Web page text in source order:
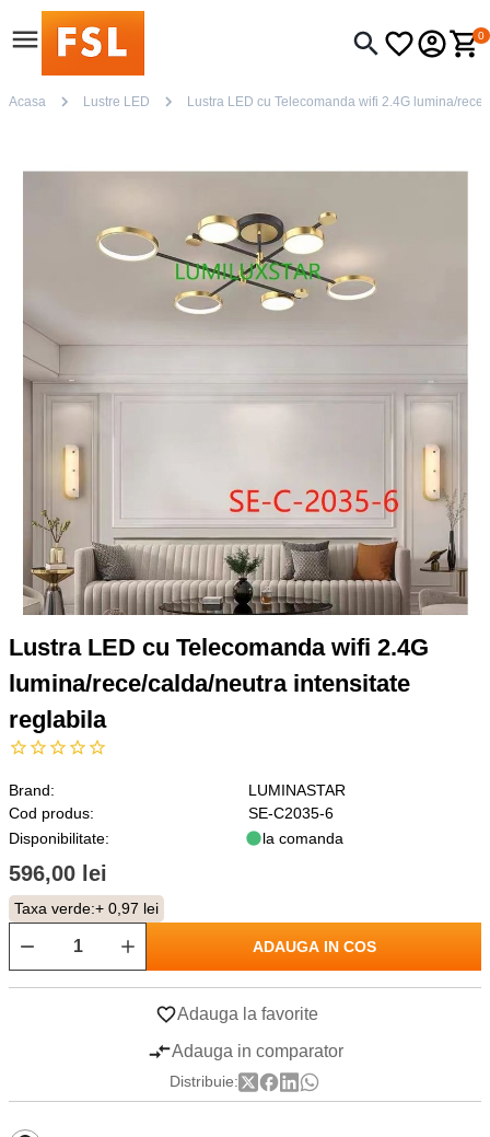
0
Acasa Lustre LED Lustra LED cu Telecomanda wifi 2.4G lumina/
Lustra LED cu Telecomanda wifi 2.4G
lumina/rece/calda/neutra intensitate
reglabila
Brand:
LUMINASTAR
Cod produs:
SE-C2035-6
Disponibilitate:
la comanda
596,00 lei
Taxa verde:+ 0,97 lei
ADAUGA IN COS
Adauga la favorite
Adauga in comparator
Distribuie: